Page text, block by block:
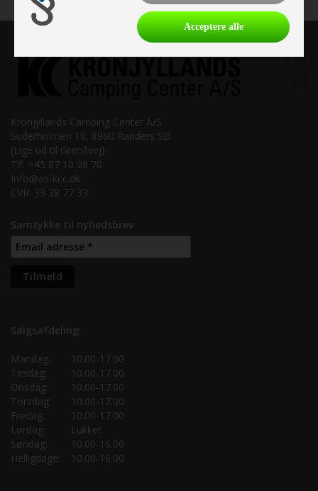
Kronjyllands Camping Center A/S
Suderholmen 10, 8960 Randers SØ
(Lige ud til Grenåvej)
Tlf. +45 87 10 98 70
Info@as-kcc.dk
CVR: 33 38 77 33
Samtykke til nyhedsbrev
Salgsafdeling:
Mandag:
10.00-17.00
Tirsdag:
10.00-17.00
Onsdag:
10.00-17.00
Torsdag:
10.00-17.00
Fredag:
10.00-17.00
Lørdag:
Lukket
Søndag:
10.00-16.00
Helligdage:
10.00-16.00
Acceptere alle